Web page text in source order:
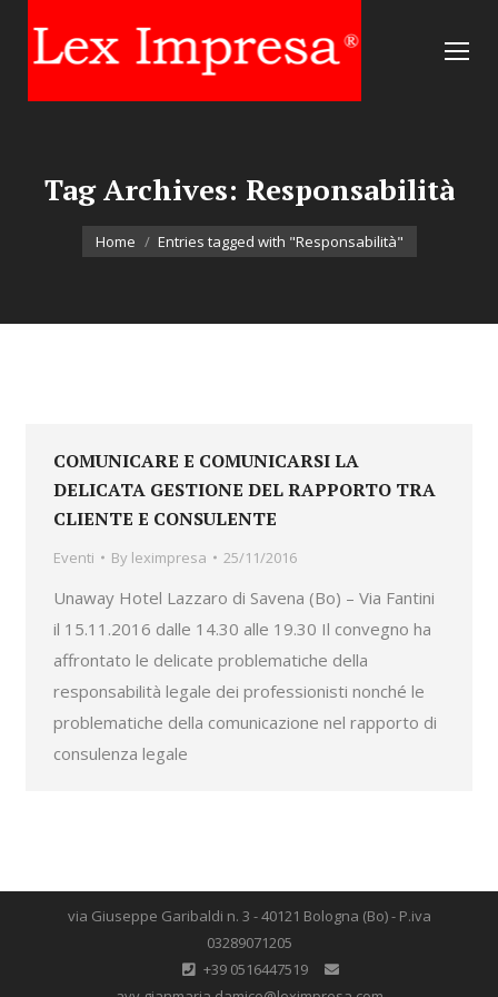
Tag Archives: Responsabilità
You are here:
Home Entries tagged with "Responsabilità"
COMUNICARE E COMUNICARSI LA
DELICATA GESTIONE DEL RAPPORTO TRA
CLIENTE E CONSULENTE
Eventi By leximpresa 25/11/2016
Unaway Hotel Lazzaro di Savena (Bo) – Via Fantini
il 15.11.2016 dalle 14.30 alle 19.30 Il convegno ha
affrontato le delicate problematiche della
responsabilità legale dei professionisti nonché le
problematiche della comunicazione nel rapporto di
consulenza legale
via Giuseppe Garibaldi n. 3 - 40121 Bologna (Bo) - P.iva
03289071205
+39 0516447519